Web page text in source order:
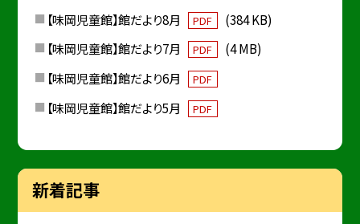
【味岡児童館】館だより8月 PDF
(384 KB)
【味岡児童館】館だより7月
PDF
(4 MB)
【味岡児童館】館だより6月
PDF
【味岡児童館】館だより5月 PDF
新着記事